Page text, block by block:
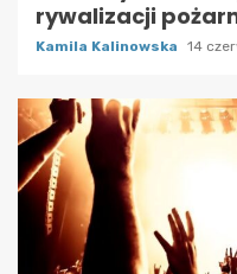
rywalizacji
Kamila Kalinowska 14